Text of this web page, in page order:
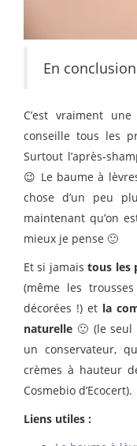
En conclusion
C’est vraiment
conseille tous les
Surtout l’après-
😉 Le baume à
chose d’un peu
maintenant qu’on
mieux je pense 🙂
Et si jamaistous les
(même les
décorées !) et la
naturelle 🙂 (le seul
un conservateur,
crèmes à hauteur
Cosmebio d’Ecocert).
Liens utiles :